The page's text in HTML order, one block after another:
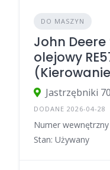
DO MASZYN
John Deere
olejowy
Jastrzębniki
DODANE 2026-04-28
Numer
Stan: Używany